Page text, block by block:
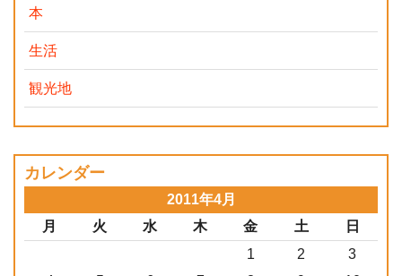
本
生活
観光地
カレンダー
2011年4月
月
火 水 木 金 土
日
1
2
3